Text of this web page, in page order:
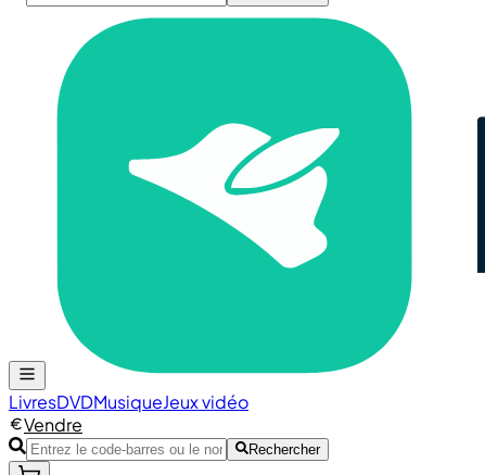
LivresDVDMusiqueJeux vidéo
Vendre
Rechercher